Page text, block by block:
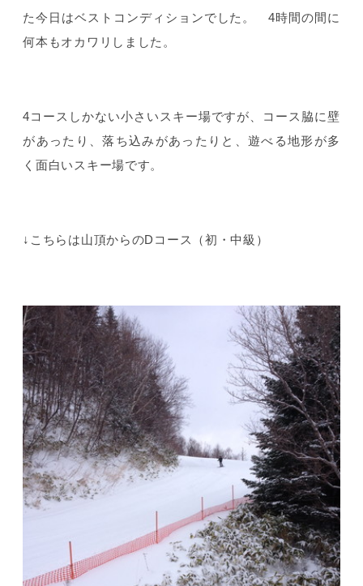
た今日はベストコンディションでした。 4時間の間に
何本もオカワリしました。
4コースしかない小さいスキー場ですが、コース脇に壁
があったり、落ち込みがあったりと、遊べる地形が多
く面白いスキー場です。
↓こちらは山頂からのDコース（初・中級）